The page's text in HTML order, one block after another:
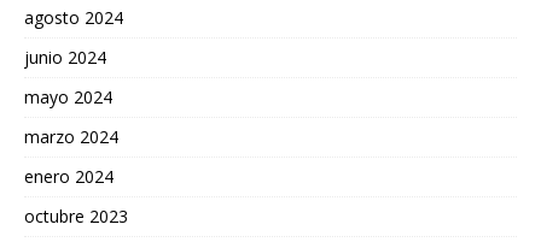
agosto 2024
junio 2024
mayo 2024
marzo 2024
enero 2024
octubre 2023